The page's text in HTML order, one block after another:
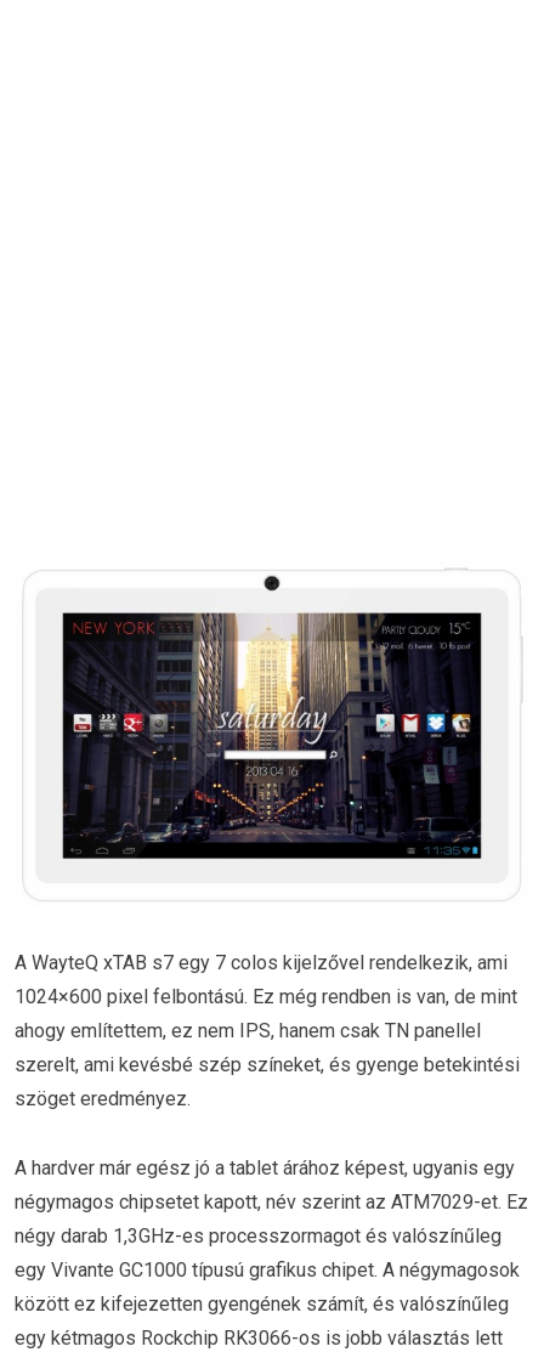
A WayteQ xTAB s7 egy 7 colos kijelzővel rendelkezik, ami
1024×600 pixel felbontású. Ez még rendben is van, de mint
ahogy említettem, ez nem IPS, hanem csak TN panellel
szerelt, ami kevésbé szép színeket, és gyenge betekintési
szöget eredményez.
A hardver már egész jó a tablet árához képest, ugyanis egy
négymagos chipsetet kapott, név szerint az ATM7029-et. Ez
négy darab 1,3GHz-es processzormagot és valószínűleg
egy Vivante GC1000 típusú grafikus chipet. A négymagosok
között ez kifejezetten gyengének számít, és valószínűleg
egy kétmagos Rockchip RK3066-os is jobb választás lett